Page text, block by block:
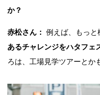
か？
赤松さん： 例えば、もっと
あるチャレンジをハタフェ
ろは、工場見学ツアーとか